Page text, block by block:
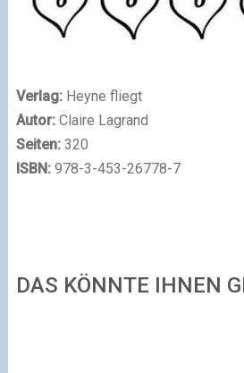
Verlag:Heyne fliegt
Autor:Claire Lagrand
Seiten:320
ISBN:978-3-453-26778-7
DAS KÖNNTE IHNEN